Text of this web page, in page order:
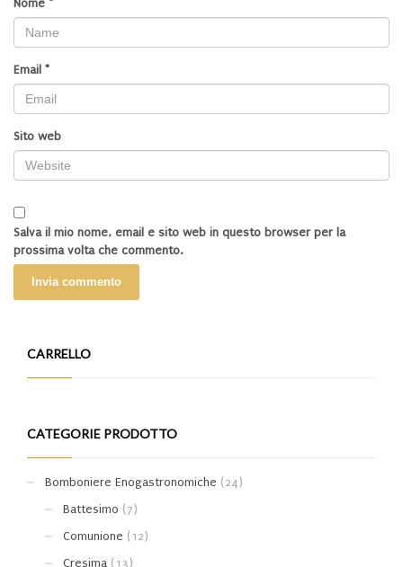
Nome *
Email *
Sito web
Salva il mio nome, email e sito web in questo browser per la
prossima volta che commento.
CARRELLO
CATEGORIE PRODOTTO
Bomboniere Enogastronomiche (24)
Battesimo (7)
Comunione (12)
Cresima (13)